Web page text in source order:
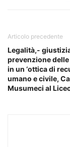
Articolo precedente
Legalità,-
prevenzione
in un ‘ottica di
umano e civile,
Musumeci al